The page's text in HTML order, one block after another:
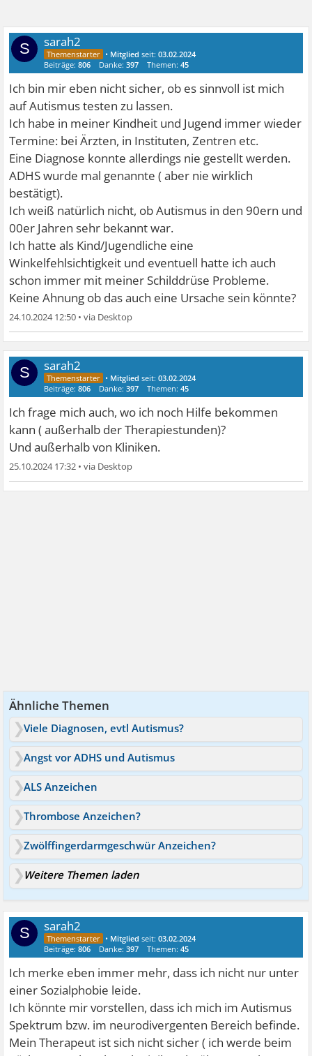
S sarah2
• Mitglied seit:03.02.2024
Beiträge:806 Danke:397 Themen:45
Ich bin mir eben nicht sicher, ob es sinnvoll ist mich
auf Autismus testen zu lassen.
Ich habe in meiner Kindheit und Jugend immer wieder
Termine: bei Ärzten, in Instituten, Zentren etc.
Eine Diagnose konnte allerdings nie gestellt werden.
ADHS wurde mal genannte ( aber nie wirklich
bestätigt).
Ich weiß natürlich nicht, ob Autismus in den 90ern und
00er Jahren sehr bekannt war.
Ich hatte als Kind/Jugendliche eine
Winkelfehlsichtigkeit und eventuell hatte ich auch
schon immer mit meiner Schilddrüse Probleme.
Keine Ahnung ob das auch eine Ursache sein könnte?
24.10.2024 12:50 •
S sarah2
• Mitglied seit:03.02.2024
Beiträge:806 Danke:397 Themen:45
Ich frage mich auch, wo ich noch Hilfe bekommen
kann ( außerhalb der Therapiestunden)?
Und außerhalb von Kliniken.
25.10.2024 17:32 •
Ähnliche Themen
Viele Diagnosen, evtl Autismus?
Angst vor ADHS und Autismus
ALS Anzeichen
Thrombose Anzeichen?
Zwölffingerdarmgeschwür Anzeichen?
Weitere Themen laden
S sarah2
• Mitglied seit:03.02.2024
Beiträge:806 Danke:397 Themen:45
Ich merke eben immer mehr, dass ich nicht nur unter
einer Sozialphobie leide.
Ich könnte mir vorstellen, dass ich mich im Autismus
Spektrum bzw. im neurodivergenten Bereich befinde.
Mein Therapeut ist sich nicht sicher ( ich werde beim